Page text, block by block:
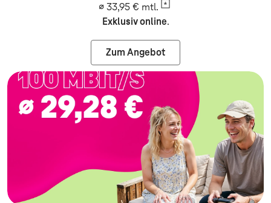
∅ 33,95 € mtl.
Exklusiv online.
Zum Angebot
Zum Angebot: